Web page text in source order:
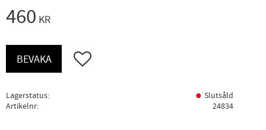
460 KR
Lägg till i favoriter
BEVAKA
Lagerstatus
Slutsåld
Artikelnr
24834